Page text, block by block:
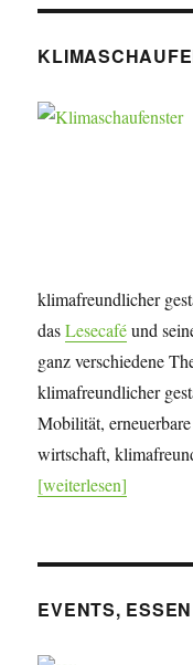
klimafreundlicher
dasLesecaféund
ganz verschiedene
klimafreundlicher
Mobilität,
wirtschaft,
[weiterlesen]
EVENTS,